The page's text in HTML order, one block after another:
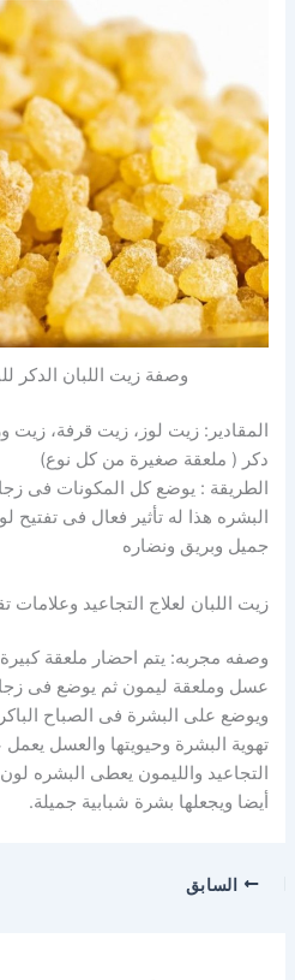
وصفة زيت اللبان الدكر
المقادير: زيت لوز، زيت قرفة، زيت
دكر ( ملعقة صغيرة من كل نوع)
الطريقة : يوضع كل المكونات فى
البشره هذا له تأثير فعال فى تفتيح
جميل وبريق ونضاره
زيت اللبان لعلاج التجاعيد وعلامات
وصفه مجربه: يتم احضار ملعقة
عسل وملعقة ليمون ثم يوضع فى
ويوضع على البشرة فى الصباح
تهوية البشرة وحيويتها والعسل
التجاعيد والليمون يعطى البشره
أيضا ويجعلها بشرة شبابية جميلة.
السابق